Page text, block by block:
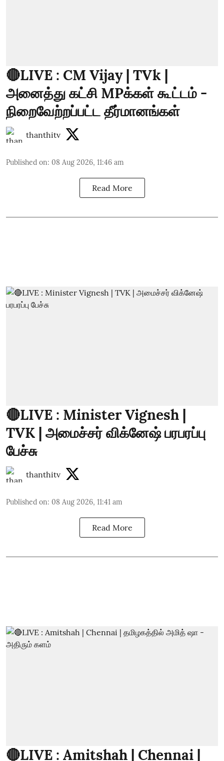
🔴LIVE : CM Vijay | TVk |
அனைத்து கட்சி MPக்கள் கூட்டம் -
நிறைவேற்றப்பட்ட தீர்மானங்கள்
thanthitv
Published on: 08 Aug 2026, 11:46 am
Read More
🔴LIVE : Minister Vignesh |
TVK | அமைச்சர் விக்னேஷ் பரபரப்பு
பேச்சு
thanthitv
Published on: 08 Aug 2026, 11:41 am
Read More
🔴LIVE : Amitshah | Chennai |